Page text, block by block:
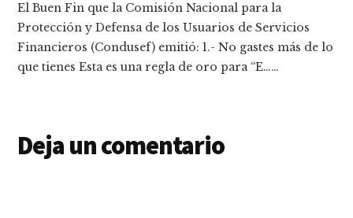
El Buen Fin que la Comisión Nacional para la
Protección y Defensa de los Usuarios de Servicios
Financieros (Condusef) emitió: 1.- No gastes más de lo
que tienes Esta es una regla de oro para “E……
Deja un comentario